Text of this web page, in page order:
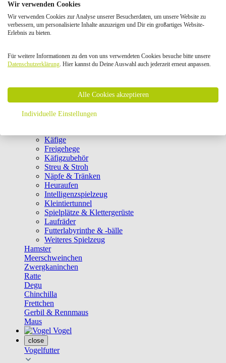
Transportboxen
Geschenkkarten
Bücher Kleintier
Snacks
Krallen- & Fellpflege
Käfige
Freigehege
Käfigzubehör
Streu & Stroh
Näpfe & Tränken
Heuraufen
Intelligenzspielzeug
Kleintiertunnel
Spielplätze & Klettergerüste
Laufräder
Futterlabyrinthe & -bälle
Weiteres Spielzeug
Hamster
Meerschweinchen
Zwergkaninchen
Ratte
Degu
Chinchilla
Frettchen
Gerbil & Rennmaus
Maus
Vogel
close
Vogelfutter
Wir verwenden Cookies
Wir verwenden Cookies zur Analyse unserer Besucherdaten, um unsere Website zu
verbessern, um personalisierte Inhalte anzuzeigen und Dir ein großartiges Website-
Erlebnis zu bieten.
Für weitere Informationen zu den von uns verwendeten Cookies besuche bitte unsere
Datenschutzerklärung. Hier kannst du Deine Auswahl auch jederzeit erneut anpassen.
Alle Cookies akzeptieren
Individuelle Einstellungen